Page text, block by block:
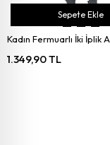
1.349,90 TL
Sepete Ekle